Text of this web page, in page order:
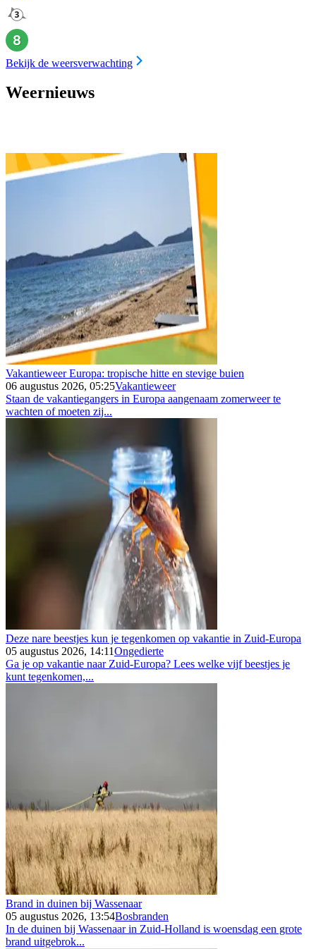
Bekijk de weersverwachting
Weernieuws
Vakantieweer Europa: tropische hitte en stevige buien
06 augustus 2026, 05:25Vakantieweer
Staan de vakantiegangers in Europa aangenaam zomerweer te
wachten of moeten zij...
Deze nare beestjes kun je tegenkomen op vakantie in Zuid-Europa
05 augustus 2026, 14:11Ongedierte
Ga je op vakantie naar Zuid-Europa? Lees welke vijf beestjes je
kunt tegenkomen,...
Brand in duinen bij Wassenaar
05 augustus 2026, 13:54Bosbranden
In de duinen bij Wassenaar in Zuid-Holland is woensdag een grote
brand uitgebrok...